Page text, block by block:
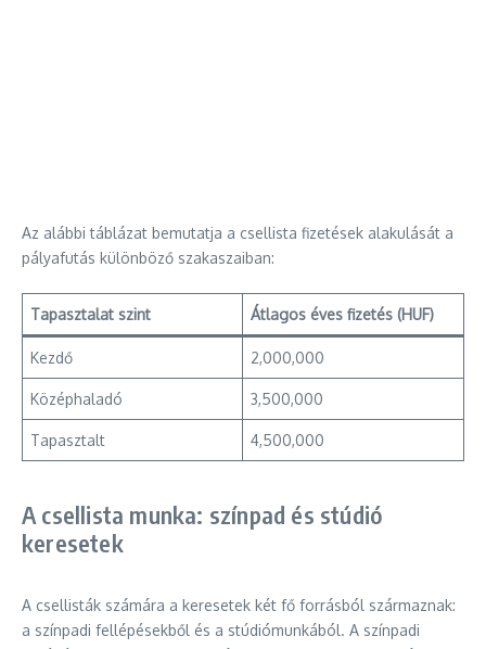
Az alábbi táblázat bemutatja a csellista fizetések alakulását a
pályafutás különböző szakaszaiban:
Tapasztalat szint Átlagos éves fizetés (HUF)
Kezdő 2,000,000
Középhaladó 3,500,000
Tapasztalt 4,500,000
A csellista munka: színpad és stúdió
keresetek
A csellisták számára a keresetek két fő forrásból származnak:
a színpadi fellépésekből és a stúdiómunkából. A színpadi